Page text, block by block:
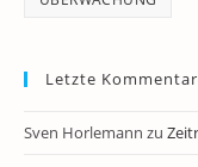
Letzte
Sven Horlemann zu